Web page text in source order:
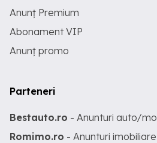
Anunț Premium
Abonament VIP
Anunț promo
Parteneri
Bestauto.ro - Anunturi auto/
Romimo.ro - Anunturi imobiliare